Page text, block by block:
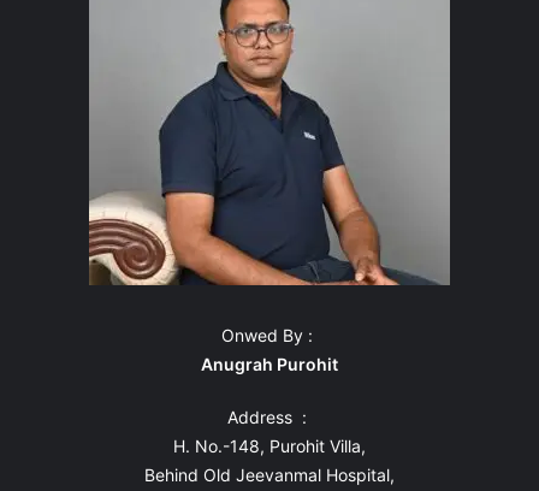
Onwed By :
Anugrah Purohit
Address :
H. No.-148, Purohit Villa,
Behind Old Jeevanmal Hospital,